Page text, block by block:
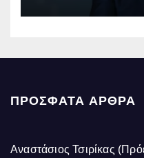
ΠΡΌΣΦΑΤΑ ΆΡΘΡΑ
Αναστάσιος Τσιρίκας